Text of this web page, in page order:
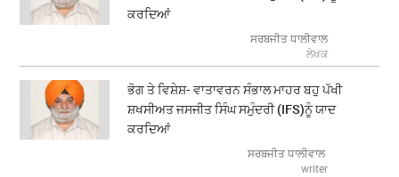
ਕਰਦਿਆਂ
ਸਰਬਜੀਤ ਧਾਲੀਵਾਲ
ਲੇਖਕ
ਭੋਗ ਤੇ ਵਿਸ਼ੇਸ਼- ਵਾਤਾਵਰਨ ਸੰਭਾਲ ਮਾਹਰ ਬਹੁ ਪੱਖੀ
ਸ਼ਖਸੀਅਤ ਜਸਜੀਤ ਸਿੰਘ ਸਮੁੰਦਰੀ (IFS)ਨੂੰ ਯਾਦ
ਕਰਦਿਆਂ
ਸਰਬਜੀਤ ਧਾਲੀਵਾਲ
writer